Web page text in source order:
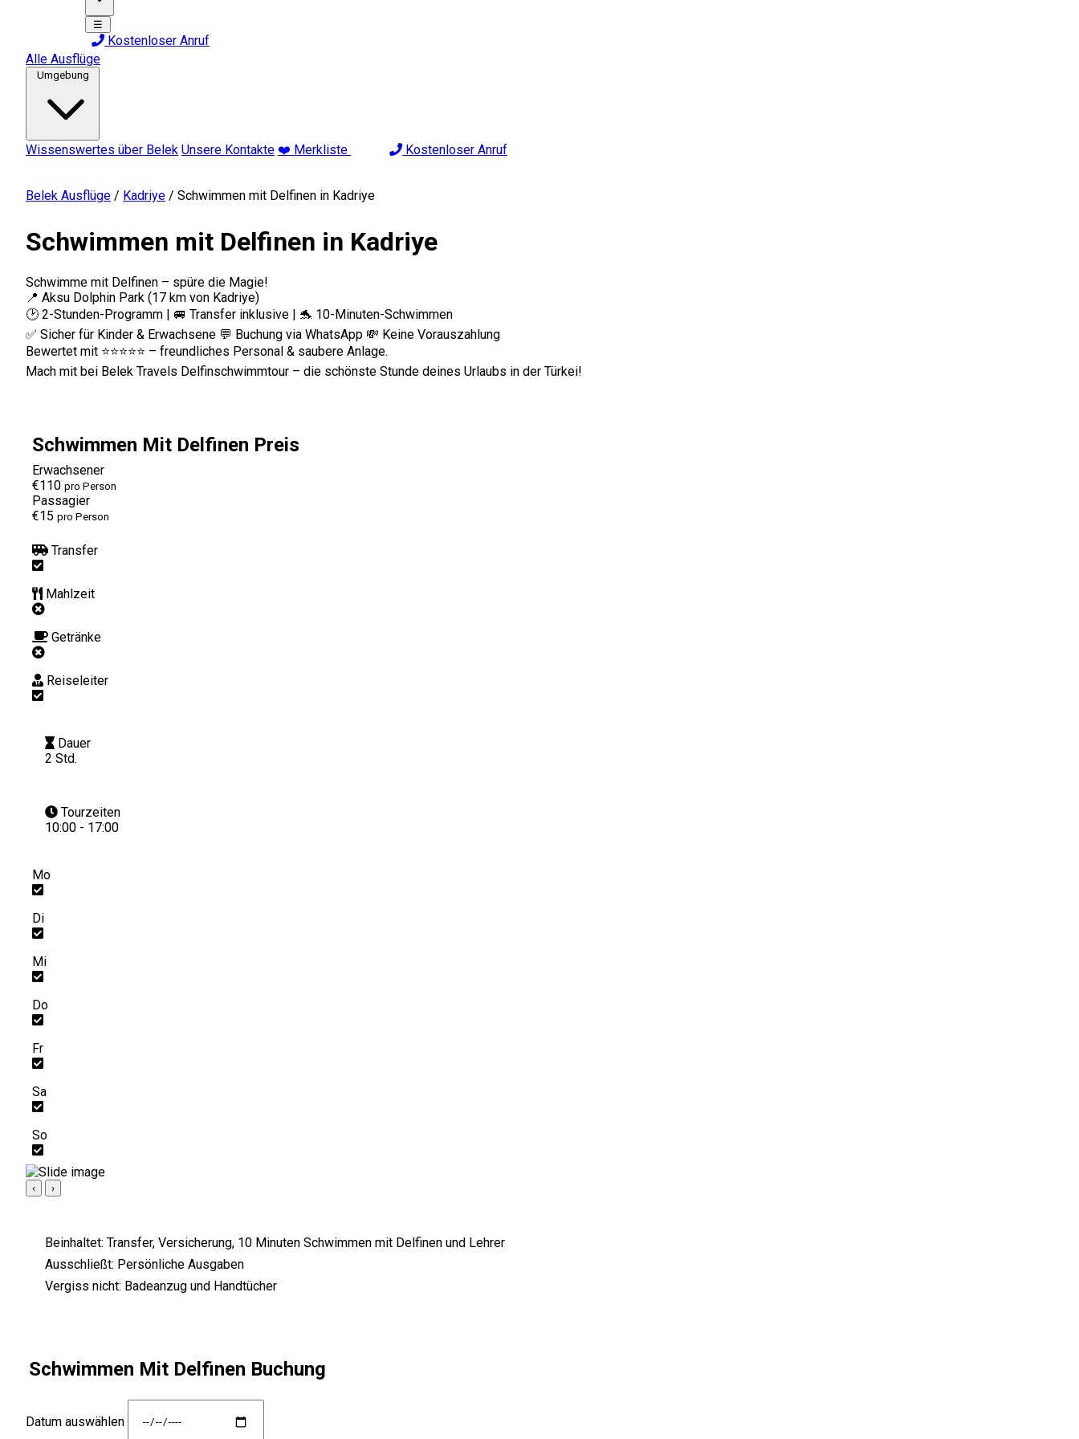
☰
Kostenloser Anruf
Alle Ausflüge
Umgebung
Wissenswertes über Belek Unsere Kontakte ❤️ Merkliste Kostenloser Anruf
Belek Ausflüge / Kadriye / Schwimmen mit Delfinen in Kadriye
Schwimmen mit Delfinen in Kadriye
Schwimme mit Delfinen – spüre die Magie!
📍 Aksu Dolphin Park (17 km von Kadriye)
🕑 2-Stunden-Programm | 🚐 Transfer inklusive | 🐬 10-Minuten-Schwimmen
✅ Sicher für Kinder & Erwachsene 💬 Buchung via WhatsApp 💸 Keine Vorauszahlung
Bewertet mit ⭐⭐⭐⭐⭐ – freundliches Personal & saubere Anlage.
Mach mit bei Belek Travels Delfinschwimmtour – die schönste Stunde deines Urlaubs in der Türkei!
Schwimmen Mit Delfinen Preis
Erwachsener
€110 pro Person
Passagier
€15 pro Person
Transfer
Mahlzeit
Getränke
Reiseleiter
Dauer
2 Std.
Tourzeiten
10:00 - 17:00
Mo
Di
Mi
Do
Fr
Sa
So
‹ ›
Beinhaltet: Transfer, Versicherung, 10 Minuten Schwimmen mit Delfinen und Lehrer
Ausschließt: Persönliche Ausgaben
Vergiss nicht: Badeanzug und Handtücher
Schwimmen Mit Delfinen Buchung
Datum auswählen